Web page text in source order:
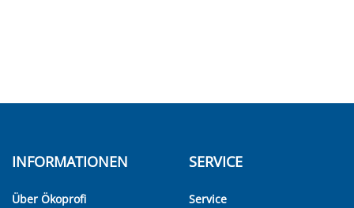
INFORMATIONEN
Über Ökoprofi
SERVICE
Service